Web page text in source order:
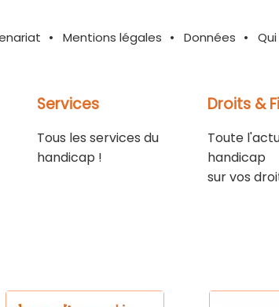
Mentions légales Données
Services
Tous les services du
handicap !
Droits &
Toute
handicap
sur vos